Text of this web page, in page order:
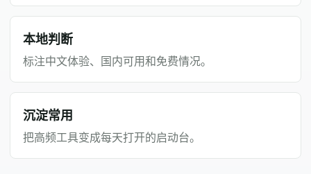
本地判断
标注中文体验、国内可用和免费情况。
沉淀常用
把高频工具变成每天打开的启动台。